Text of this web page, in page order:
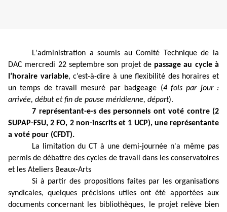
L'administration a soumis au Comité Technique de la
DAC mercredi 22 septembre son projet de passage au cycle à
l’horaire variable, c’est-à-dire à une flexibilité des horaires et
un temps de travail mesuré par badgeage (4 fois par jour :
arrivée, début et fin de pause méridienne, départ).
7 représentant-e-s des personnels ont voté contre (2
SUPAP-FSU, 2 FO, 2 non-inscrits et 1 UCP), une représentante
a voté pour (CFDT).
La limitation du CT à une demi-journée n'a même pas
permis de débattre des cycles de travail dans les conservatoires
et les Ateliers Beaux-Arts
Si à partir des propositions faites par les organisations
syndicales, quelques précisions utiles ont été apportées aux
documents concernant les bibliothèques, le projet relève bien